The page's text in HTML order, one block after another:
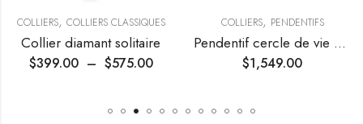
COLLIERS, COLLIERS CLASSIQUES
Collier diamant solitaire
$399.00 – $575.00
COLLIERS, PENDENTIFS
Pendentif cercle de vie serti de pierres précieuses et de diamants
$1,549.00